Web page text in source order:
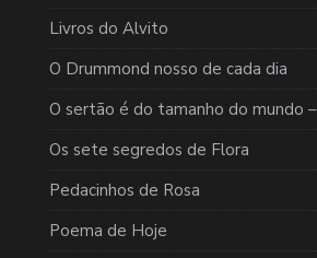
Livros do Alvito
O Drummond nosso de cada dia
O sertão é do tamanho do mundo
Os sete segredos de Flora
Pedacinhos de Rosa
Poema de Hoje